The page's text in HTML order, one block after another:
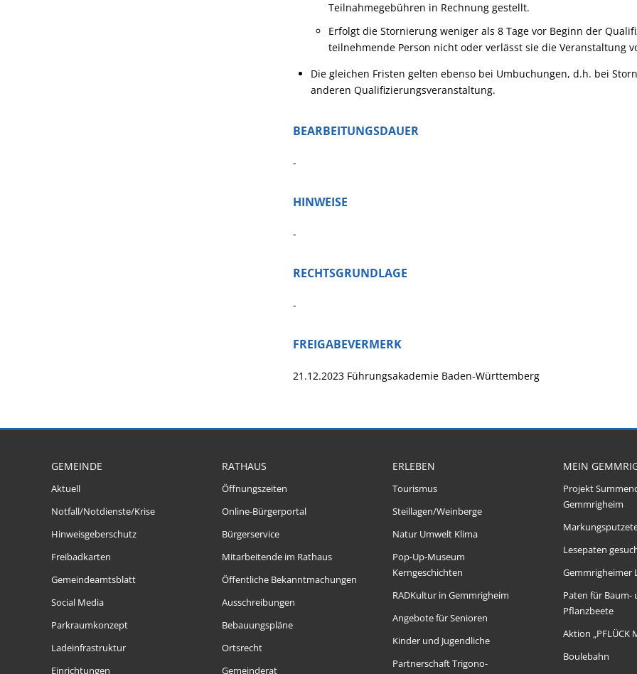
Teilnahmegebühren in Rechnung gestellt.
Erfolgt die Stornierung weniger als 8 Tage vor Beginn der
teilnehmende Person nicht oder verlässt sie die Veranstaltung
Die gleichen Fristen gelten ebenso bei Umbuchungen, d.h. bei
anderen Qualifizierungsveranstaltung.
BEARBEITUNGSDAUER
-
HINWEISE
-
RECHTSGRUNDLAGE
-
FREIGABEVERMERK
21.12.2023 Führungsakademie Baden-Württemberg
GEMEINDE
Aktuell
Notfall/Notdienste/Krise
Hinweisgeberschutz
Freibadkarten
Gemeindeamtsblatt
Social Media
Parkraumkonzept
Ladeinfrastruktur
Einrichtungen
RATHAUS
Öffnungszeiten
Online-Bürgerportal
Bürgerservice
Mitarbeitende im Rathaus
Öffentliche Bekanntmachungen
Ausschreibungen
Bebauungspläne
Ortsrecht
Gemeinderat
ERLEBEN
Tourismus
Steillagen/Weinberge
Natur Umwelt Klima
Pop-Up-Museum
Kerngeschichten
RADKultur in Gemmrigheim
Angebote für Senioren
Kinder und Jugendliche
Partnerschaft Trigono-
MEIN
Projekt
Gemmrigheim
Lesepaten
Gemmrigheimer
Paten für Baum-
Pflanzbeete
Aktion „PFLÜCK
Boulebahn